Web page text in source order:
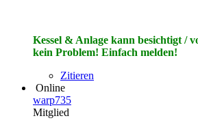
Kessel & Anlage kann besichtigt /
kein Problem! Einfach melden!
Zitieren
Online
warp735
Mitglied